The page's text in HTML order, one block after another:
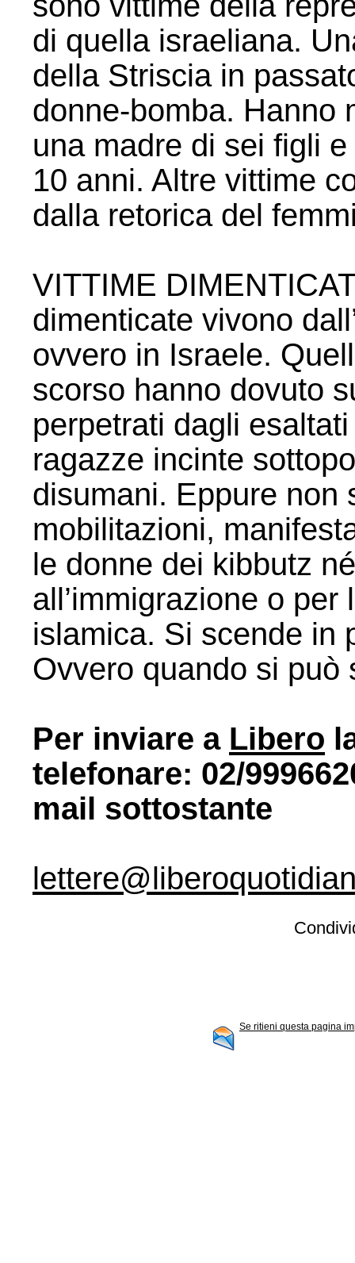
di quella israeliana.
della Striscia in
donne-bomba. Hanno
una madre di sei figli
10 anni. Altre vittime
dalla retorica del
VITTIME
dimenticate vivono
ovvero in Israele.
scorso hanno dovuto
perpetrati dagli
ragazze incinte
disumani. Eppure non
mobilitazioni,
le donne dei kibbutz
all’immigrazione o
islamica. Si scende in
Ovvero quando si può
Per inviare a Libero
telefonare: 02/
mail sottostante
Se ritieni questa pagina